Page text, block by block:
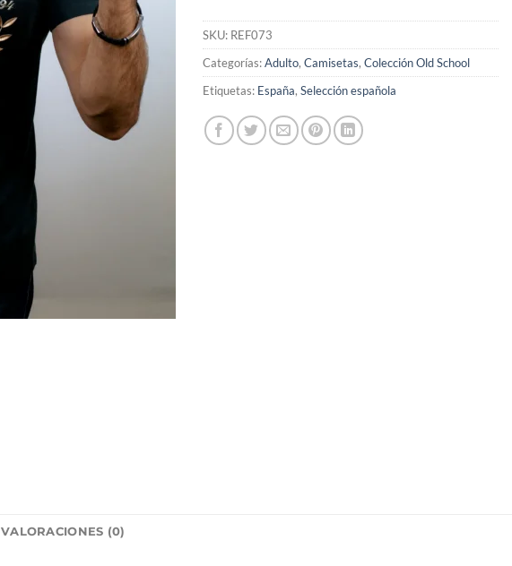
SKU: REF073
Categorías:Adulto, Camisetas, Colección Old School
Etiquetas: España, Selección española
VALORACIONES (0)